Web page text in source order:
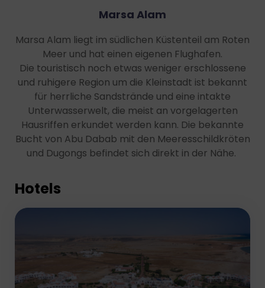
Marsa Alam
Marsa Alam liegt im südlichen Küstenteil am Roten
Meer und hat einen eigenen Flughafen.
Die touristisch noch etwas weniger erschlossene
und ruhigere Region um die Kleinstadt ist bekannt
für herrliche Sandstrände und eine intakte
Unterwasserwelt, die meist an vorgelagerten
Hausriffen erkundet werden kann. Die bekannte
Bucht von Abu Dabab mit den Meeresschildkröten
und Dugongs befindet sich direkt in der Nähe.
Hotels